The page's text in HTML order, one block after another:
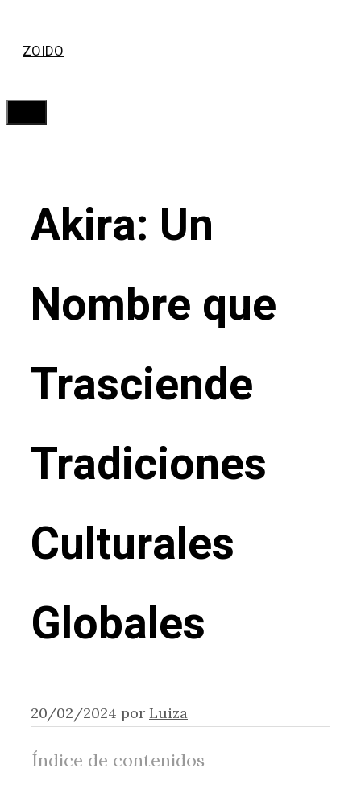
ZOIDO
Akira: Un
Nombre que
Trasciende
Tradiciones
Culturales
Globales
20/02/2024 por Luiza
Índice de contenidos